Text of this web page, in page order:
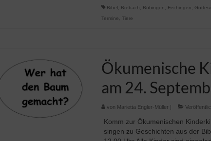
Bibel Brebach Bübingen Fechingen
Termine
Tiere
Ökumenische
am 24.
von Marietta Engler-Müller |
Komm zur Ökumenischen
singen zu Geschichten aus der